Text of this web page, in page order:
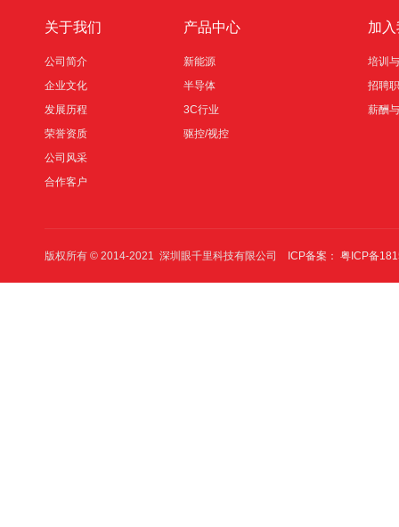
关于我们
公司简介
企业文化
发展历程
荣誉资质
公司风采
合作客户
产品中心
新能源
半导体
3C行业
驱控/视控
加
培训
招聘
薪酬
版权所有 © 2014-2021 深圳眼千里科技有限公司 ICP备案： 粤ICP备